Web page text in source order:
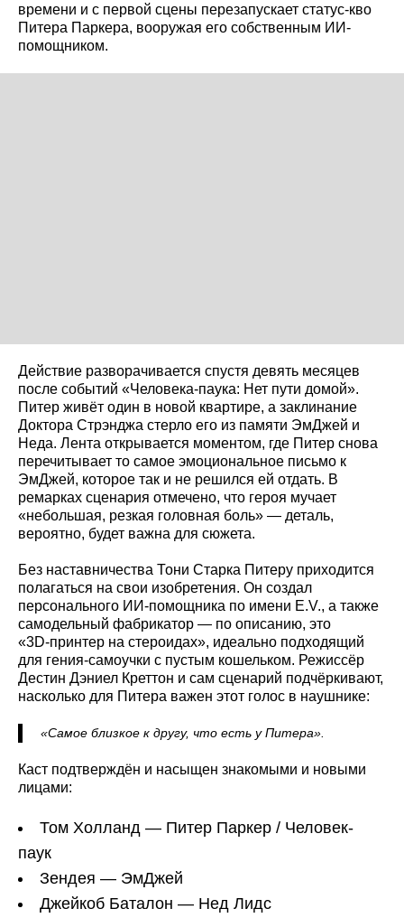
времени и с первой сцены перезапускает статус-кво
Питера Паркера, вооружая его собственным ИИ-
помощником.
Действие разворачивается спустя девять месяцев
после событий «Человека-паука: Нет пути домой».
Питер живёт один в новой квартире, а заклинание
Доктора Стрэнджа стерло его из памяти ЭмДжей и
Неда. Лента открывается моментом, где Питер снова
перечитывает то самое эмоциональное письмо к
ЭмДжей, которое так и не решился ей отдать. В
ремарках сценария отмечено, что героя мучает
«небольшая, резкая головная боль» — деталь,
вероятно, будет важна для сюжета.
Без наставничества Тони Старка Питеру приходится
полагаться на свои изобретения. Он создал
персонального ИИ-помощника по имени E.V., а также
самодельный фабрикатор — по описанию, это
«3D‑принтер на стероидах», идеально подходящий
для гения-самоучки с пустым кошельком. Режиссёр
Дестин Дэниел Креттон и сам сценарий подчёркивают,
насколько для Питера важен этот голос в наушнике:
«Самое близкое к другу, что есть у Питера».
Каст подтверждён и насыщен знакомыми и новыми
лицами:
Том Холланд — Питер Паркер / Человек-
паук
Зендея — ЭмДжей
Джейкоб Баталон — Нед Лидс